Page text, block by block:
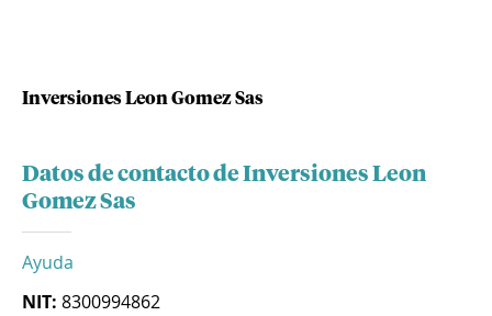
Inversiones Leon Gomez Sas
Datos de contacto de Inversiones Leon
Gomez Sas
Ayuda
NIT: 8300994862